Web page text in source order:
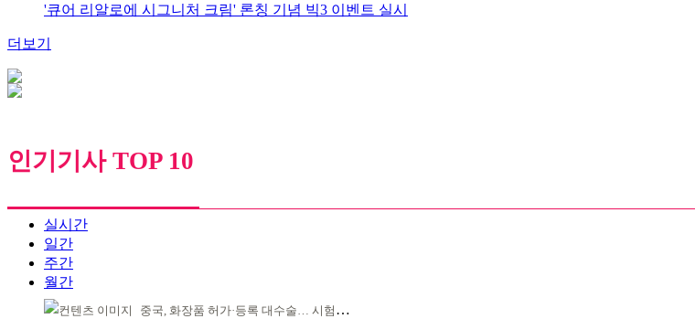
'큐어 리알로에 시그니처 크림' 론칭 기념 빅3 이벤트 실시
더보기
인기기사 TOP 10
실시간
일간
주간
월간
중국, 화장품 허가·등록 대수술… 시험자료 공용 허용